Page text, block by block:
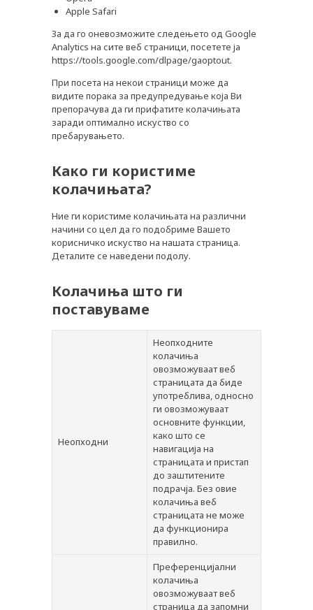
АПТЕКИ
ПРЕПОРАКИ
Apple Safari
За да го оневозможите следењето од Google
Analytics на сите веб страници, посетете ја
https://tools.google.com/dlpage/gaoptout.
При посета на некои страници може да
видите порака за предупредување која Ви
препорачува да ги прифатите колачињата
заради оптимално искуство со
пребарувањето.
Како ги користиме
колачињата?
Ние ги користиме колачињата на различни
начини со цел да го подобриме Вашето
корисничко искуство на нашата страница.
Деталите се наведени подолу.
Колачиња што ги
поставуваме
Неопходни
Неопходните
колачиња
овозможуваат веб
страницата да биде
употреблива, односно
ги овозможуваат
основните функции,
како што се
навигација на
страницата и пристап
до заштитените
подрачја. Без овие
колачиња веб
страницата не може
да функционира
правилно.
Преференцијални
колачиња
овозможуваат веб
страница да запомни